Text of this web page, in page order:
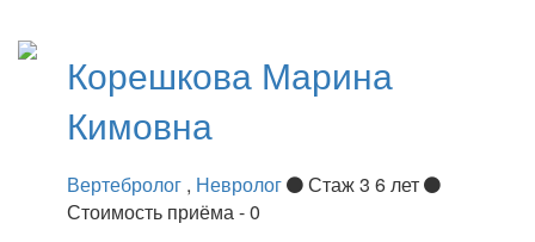
Корешкова Марина
Кимовна
Вертебролог , Невролог
Стаж 3 6 лет
Стоимость приёма - 0